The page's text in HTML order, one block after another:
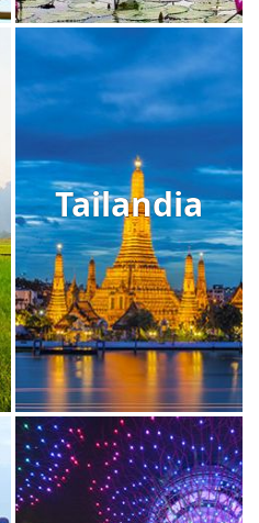
Tailandia